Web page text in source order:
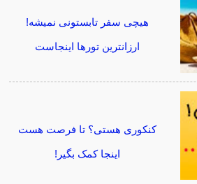
هیچی سفر تابستونی نمیشه!
ارزانترین تورها اینجاست
کنکوری هستی؟ تا فرصت هست
اینجا کمک بگیر!